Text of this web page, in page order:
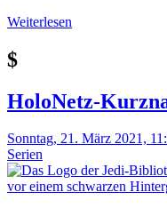
Weiterlesen
$
HoloNetz-
Sonntag, 21. März 2021,
Serien